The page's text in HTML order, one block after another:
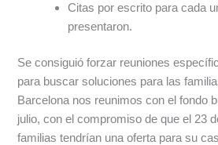
Citas por escrito para cada
presentaron.
Se consiguió forzar reuniones
para buscar soluciones para las
Barcelona nos reunimos con el fondo
julio, con el compromiso de que el 23
familias tendrían una oferta para su